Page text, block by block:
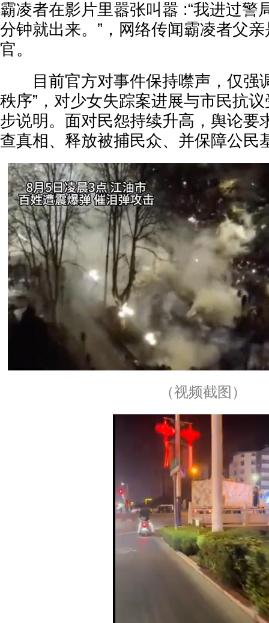
霸凌者在影片里嚣张叫嚣 :“我进过警
分钟就出来。”，网络传闻霸凌者父
官。
目前官方对事件保持噤声，仅强调
秩序”，对少女失踪案进展与市民抗
步说明。面对民怨持续升高，舆论要
查真相、释放被捕民众、并保障公民
（视频截图）